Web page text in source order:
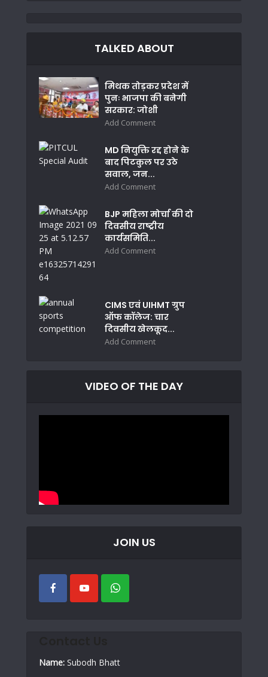
TALKED ABOUT
मिथक तोड़कर प्रदेश में
पुनः भाजपा की बनेगी
सरकार: जोशी
Add Comment
MD नियुक्ति रद्द होने के
बाद पिटकुल पर उठे
सवाल, जन...
Add Comment
BJP महिला मोर्चा की दो
दिवसीय राष्ट्रीय
कार्यसमिति...
Add Comment
CIMS एवं UIHMT ग्रुप
ऑफ कॉलेज: चार
दिवसीय खेलकूद...
Add Comment
VIDEO OF THE DAY
JOIN US
Name: Subodh Bhatt